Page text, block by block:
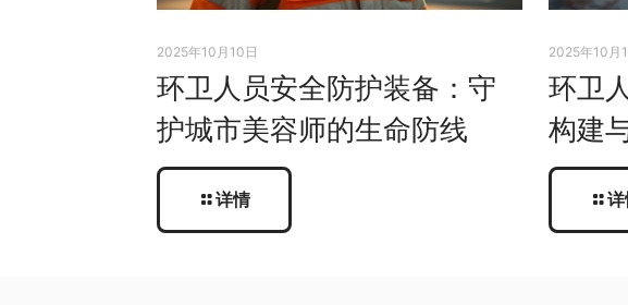
2025年10月10日
环卫人员安全防护装备：守
护城市美容师的生命防线
详情
2025年10月
环卫
构建